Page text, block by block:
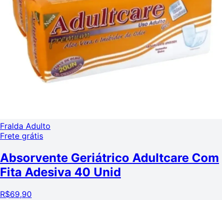
Fralda Adulto
Frete grátis
Absorvente Geriátrico Adultcare Com
Fita Adesiva 40 Unid
R$69,90